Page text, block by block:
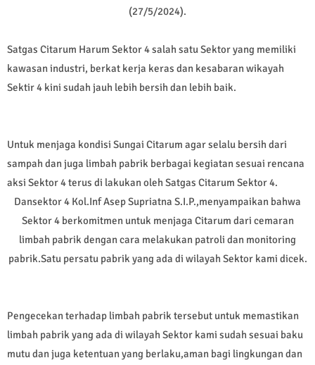
(27/5/2024).
Satgas Citarum Harum Sektor 4 salah satu Sektor yang memiliki
kawasan industri, berkat kerja keras dan kesabaran wikayah
Sektir 4 kini sudah jauh lebih bersih dan lebih baik.
Untuk menjaga kondisi Sungai Citarum agar selalu bersih dari
sampah dan juga limbah pabrik berbagai kegiatan sesuai rencana
aksi Sektor 4 terus di lakukan oleh Satgas Citarum Sektor 4.
Dansektor 4 Kol.Inf Asep Supriatna S.I.P.,menyampaikan bahwa
Sektor 4 berkomitmen untuk menjaga Citarum dari cemaran
limbah pabrik dengan cara melakukan patroli dan monitoring
pabrik.Satu persatu pabrik yang ada di wilayah Sektor kami dicek.
Pengecekan terhadap limbah pabrik tersebut untuk memastikan
limbah pabrik yang ada di wilayah Sektor kami sudah sesuai baku
mutu dan juga ketentuan yang berlaku,aman bagi lingkungan dan